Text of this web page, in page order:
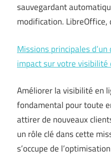
sauvegardant
modification.
Missions principales
impact sur votre visibilité
Améliorer la visibilité en
fondamental pour toute
attirer de nouveaux
un rôle clé dans cette
s’occupe de